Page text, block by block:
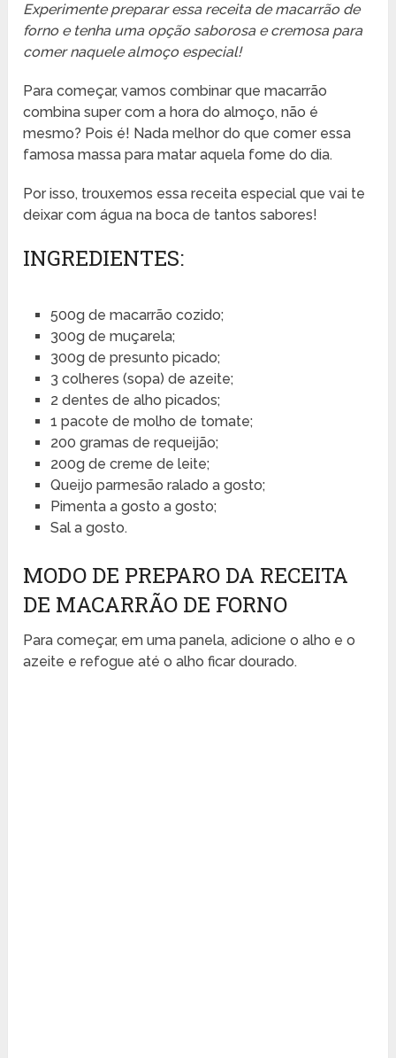
Experimente preparar essa receita de macarrão de
forno e tenha uma opção saborosa e cremosa para
comer naquele almoço especial!
Para começar, vamos combinar que macarrão
combina super com a hora do almoço, não é
mesmo? Pois é! Nada melhor do que comer essa
famosa massa para matar aquela fome do dia.
Por isso, trouxemos essa receita especial que vai te
deixar com água na boca de tantos sabores!
INGREDIENTES:
500g de macarrão cozido;
300g de muçarela;
300g de presunto picado;
3 colheres (sopa) de azeite;
2 dentes de alho picados;
1 pacote de molho de tomate;
200 gramas de requeijão;
200g de creme de leite;
Queijo parmesão ralado a gosto;
Pimenta a gosto a gosto;
Sal a gosto.
MODO DE PREPARO DA RECEITA
DE MACARRÃO DE FORNO
Para começar, em uma panela, adicione o alho e o
azeite e refogue até o alho ficar dourado.